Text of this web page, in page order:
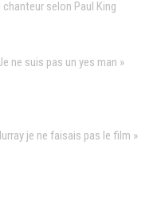
selon Paul King
ne suis pas un yes man »
je ne faisais pas le film »